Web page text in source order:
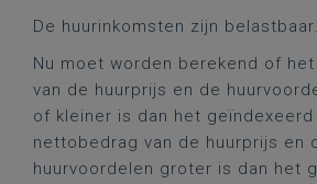
De huurinkomsten zijn belastbaar.
Nu moet worden berekend of
van de huurprijs en de
of kleiner is dan het geïndexeerd
nettobedrag van de huurprijs en
huurvoordelen groter is dan het